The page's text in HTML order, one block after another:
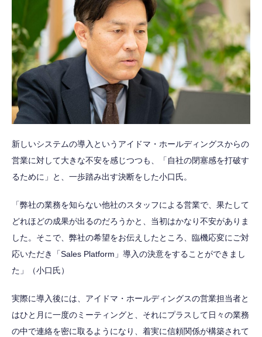
新しいシステムの導入というアイドマ・ホールディングスからの
営業に対して大きな不安を感じつつも、「自社の閉塞感を打破す
るために」と、一歩踏み出す決断をした小口氏。
「弊社の業務を知らない他社のスタッフによる営業で、果たして
どれほどの成果が出るのだろうかと、当初はかなり不安がありま
した。そこで、弊社の希望をお伝えしたところ、臨機応変にご対
応いただき「Sales Platform」導入の決意をすることができまし
た」（小口氏）
実際に導入後には、アイドマ・ホールディングスの営業担当者と
はひと月に一度のミーティングと、それにプラスして日々の業務
の中で連絡を密に取るようになり、着実に信頼関係が構築されて